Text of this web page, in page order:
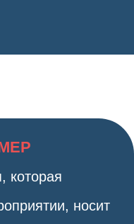
которая
носит